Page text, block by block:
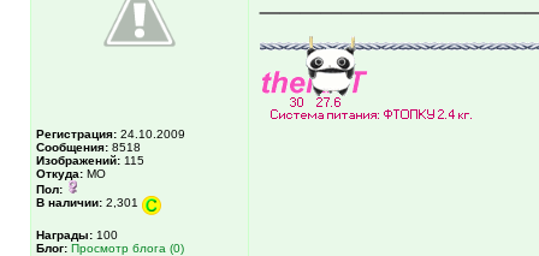
Регистрация: 24.10.2009
Сообщения: 8518
Изображений: 115
Откуда: МО
Пол:
В наличии: 2,301
Награды: 100
Блог: Просмотр блога (0)